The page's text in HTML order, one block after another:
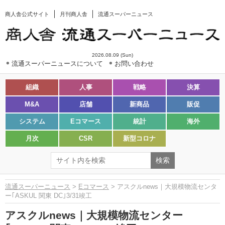
商人舎公式サイト 月刊商人舎 流通スーパーニュース
2026.08.09 (Sun)
流通スーパーニュースについて お問い合わせ
組織 人事 戦略 決算
M&A 店舗 新商品 販促
システム Eコマース 統計 海外
月次 CSR 新型コロナ
流通スーパーニュース > Eコマース > アスクルnews｜大規模物流センタ
ー｢ASKUL 関東 DC｣3/31竣工
アスクルnews｜大規模物流センター